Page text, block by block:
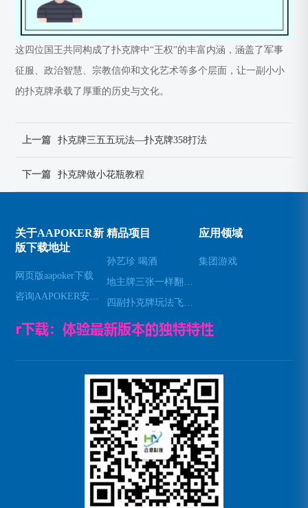
这四位国王共同构成了扑克牌中“王权”的丰富内涵，涵盖了军事
征服、政治智慧、宗教信仰和文化艺术等多个层面，让一副小小
的扑克牌承载了厚重的历史与文化。
上一篇 扑克牌三五五玩法—扑克牌358打法
下一篇 扑克牌做小花瓶教程
关于AAPOKER新
版下载地址
网页版aapoker下载
精品项目
孙艺珍 喝酒
应用领域
集团游戏